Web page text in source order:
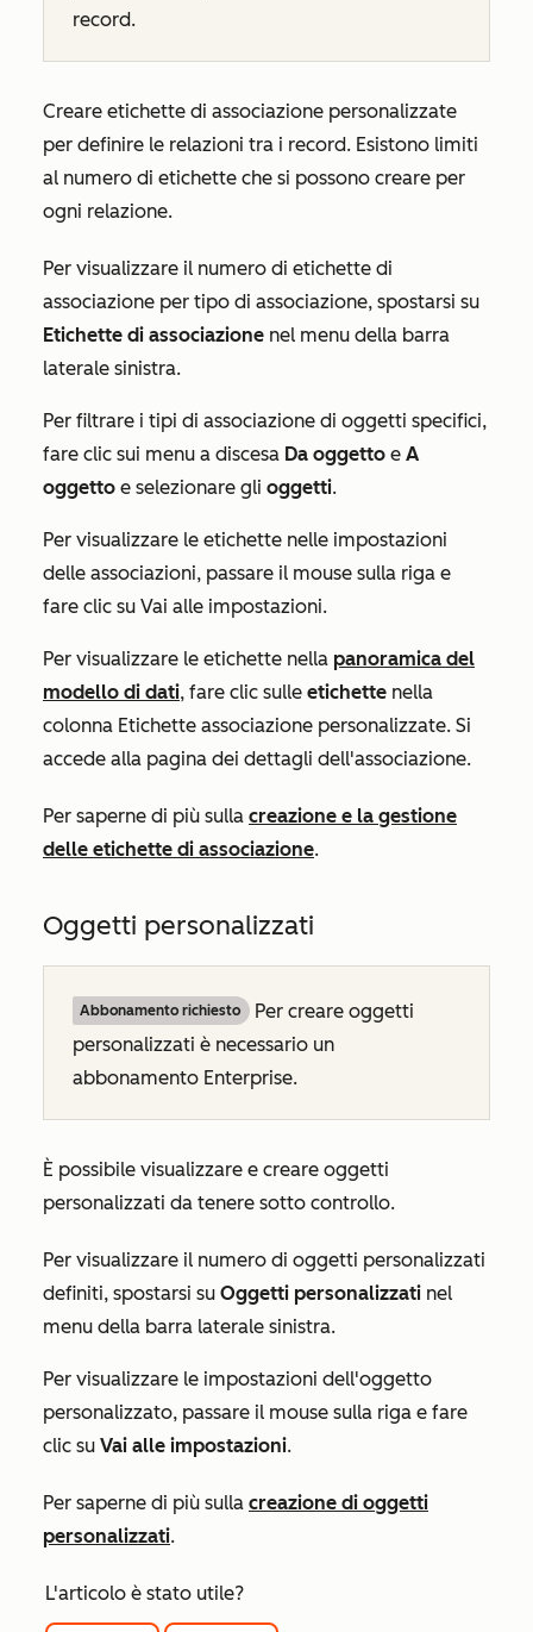
record.
Creare etichette di associazione personalizzate
per definire le relazioni tra i record. Esistono limiti
al numero di etichette che si possono creare per
ogni relazione.
Per visualizzare il numero di etichette di
associazione per tipo di associazione, spostarsi su
Etichette di associazione nel menu della barra
laterale sinistra.
Per filtrare i tipi di associazione di oggetti specifici,
fare clic sui menu a discesa Da oggetto e A
oggetto e selezionare gli oggetti.
Per visualizzare le etichette nelle impostazioni
delle associazioni, passare il mouse sulla riga e
fare clic su Vai alle impostazioni.
Per visualizzare le etichette nella panoramica del
modello di dati, fare clic sulle etichette nella
colonna Etichette associazione personalizzate. Si
accede alla pagina dei dettagli dell'associazione.
Per saperne di più sulla creazione e la gestione
delle etichette di associazione.
Oggetti personalizzati
Abbonamento richiesto
Per creare oggetti
personalizzati è necessario un
abbonamento Enterprise.
È possibile visualizzare e creare oggetti
personalizzati da tenere sotto controllo.
Per visualizzare il numero di oggetti personalizzati
definiti, spostarsi su Oggetti personalizzati nel
menu della barra laterale sinistra.
Per visualizzare le impostazioni dell'oggetto
personalizzato, passare il mouse sulla riga e fare
clic su Vai alle impostazioni.
Per saperne di più sulla creazione di oggetti
personalizzati.
L'articolo è stato utile?